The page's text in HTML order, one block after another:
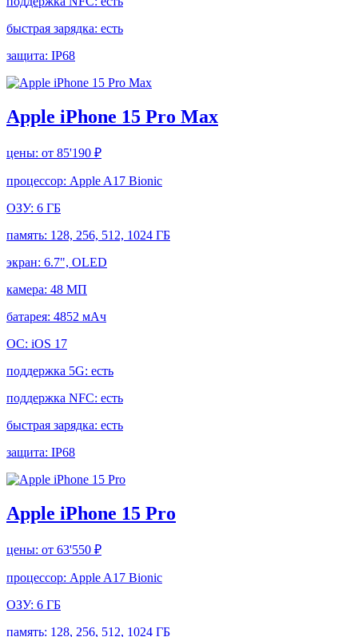
быстрая зарядка: есть
защита: IP68
Apple iPhone 15 Pro Max
цены: от 85'190 ₽
процессор: Apple A17 Bionic
ОЗУ: 6 ГБ
память: 128, 256, 512, 1024 ГБ
экран: 6.7", OLED
камера: 48 МП
батарея: 4852 мАч
ОС: iOS 17
поддержка 5G: есть
поддержка NFC: есть
быстрая зарядка: есть
защита: IP68
Apple iPhone 15 Pro
цены: от 63'550 ₽
процессор: Apple A17 Bionic
ОЗУ: 6 ГБ
память: 128, 256, 512, 1024 ГБ